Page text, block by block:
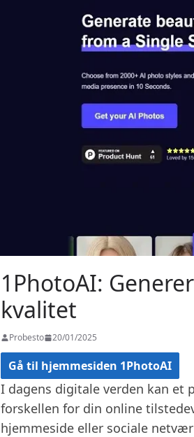
1PhotoAI:
kvalitet
Probesto 20/01/2025
Gå til hjemmesiden 1PhotoAI
I dagens digitale verden kan
forskellen for din online
hjemmeside eller sociale